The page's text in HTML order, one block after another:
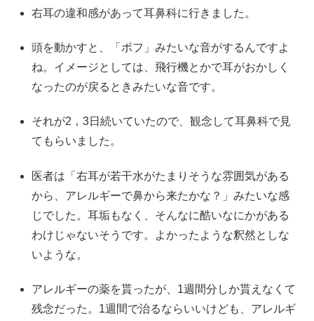
右耳の違和感があって耳鼻科に行きました。
頭を動かすと、「ボフ」みたいな音がするんですよ
ね。イメージとしては、飛行機とかで耳がおかしく
なったのが戻るときみたいな音です。
それが2，3日続いていたので、観念して耳鼻科で見
てもらいました。
医者は「右耳が若干水がたまりそうな雰囲気がある
から、アレルギーで鼻から来たかな？」みたいな感
じでした。耳垢もなく、そんなに酷いなにかがある
わけじゃないそうです。よかったような釈然としな
いような。
アレルギーの薬を貰ったが、1週間分しか貰えなくて
残念だった。1週間で治るならいいけども、アレルギ